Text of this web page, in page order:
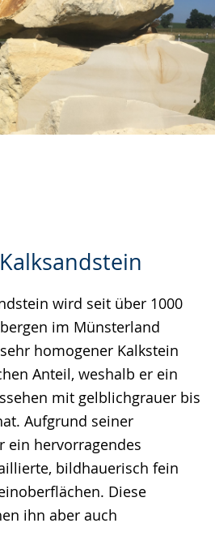
wird seit über 1000
im Münsterland
homogener Kalkstein
Anteil, weshalb er ein
mit gelblichgrauer bis
Aufgrund seiner
ein hervorragendes
bildhauerisch fein
Diese
ihn aber auch